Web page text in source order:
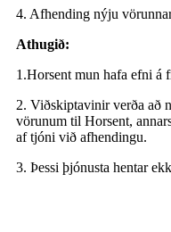
4. Afhending nýju
Athugið:
1.Horsent mun hafa efni á
2. Viðskiptavinir verða að
vörunum til Horsent,
af tjóni við afhendingu.
3. Þessi þjónusta hentar